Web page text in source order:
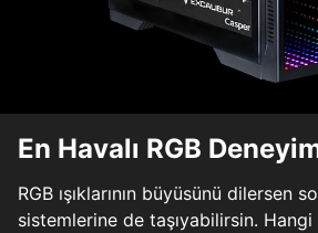
En Havalı RGB
RGB ışıklarının büyüsünü dilersen
sistemlerine de taşıyabilirsin.